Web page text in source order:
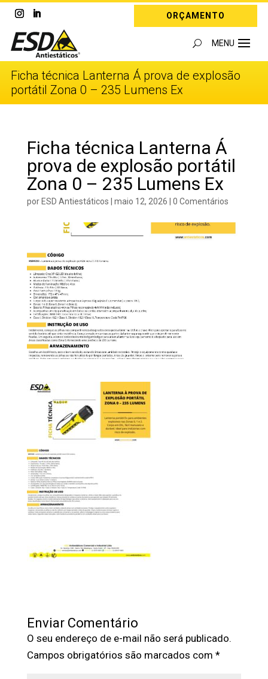
ORÇAMENTO
Ficha técnica Lanterna Á prova de explosão
portátil Zona 0 – 235 Lumens Ex
Ficha técnica Lanterna Á
prova de explosão portátil
Zona 0 – 235 Lumens Ex
porESD Antiestáticos | maio 12, 2026 | 0 Comentários
Enviar Comentário
O seu endereço de e-mail não será publicado.
Campos obrigatórios são marcados com *